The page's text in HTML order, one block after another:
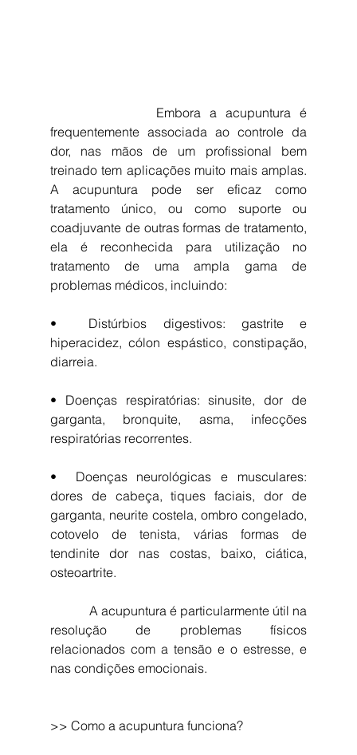
frequentemente associada ao controle da
dor, nas mãos de um profissional bem
treinado tem aplicações muito mais amplas.
A acupuntura pode ser eficaz como
tratamento único, ou como suporte ou
coadjuvante de outras formas de tratamento,
ela é reconhecida para utilização no
tratamento de uma ampla gama de
problemas médicos, incluindo:
•  Distúrbios digestivos: gastrite e
hiperacidez, cólon espástico, constipação,
diarreia.
• Doenças respiratórias: sinusite, dor de
garganta, bronquite, asma, infecções
respiratórias recorrentes.
•  Doenças neurológicas e musculares:
dores de cabeça, tiques faciais, dor de
garganta, neurite costela, ombro congelado,
cotovelo de tenista, várias formas de
tendinite dor nas costas, baixo, ciática,
osteoartrite.
resolução de problemas físicos
relacionados com a tensão e o estresse, e
nas condições emocionais.
>> Como a acupuntura funciona?